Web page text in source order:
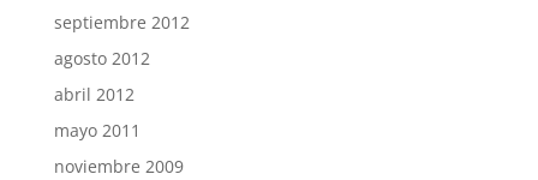
septiembre 2012
agosto 2012
abril 2012
mayo 2011
noviembre 2009